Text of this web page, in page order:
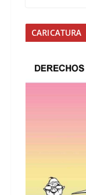
CARICATURA